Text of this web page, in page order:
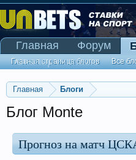
Главная Блоги
Блог Monte
Прогноз на матч
Главная Форум
Главная страница блогов Все
Сканер Pinnacle